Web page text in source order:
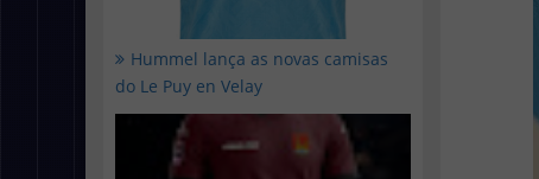
Hummel lança as novas camisas
do Le Puy en Velay